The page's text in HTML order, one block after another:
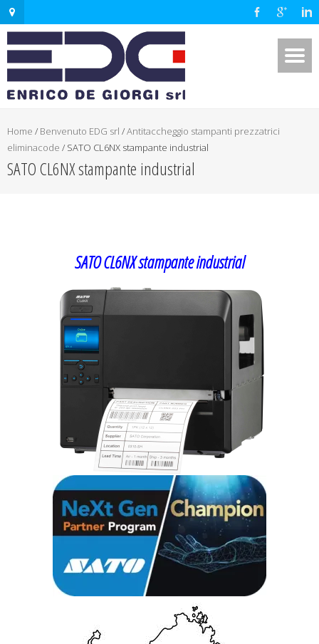
Home / Benvenuto EDG srl /Antitaccheggio stampanti prezzatrici
eliminacode / SATO CL6NX stampante industrial
SATO CL6NX stampante industrial
SATO CL6NX stampante industrial